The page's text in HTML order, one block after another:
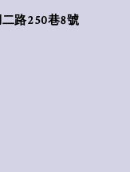
路250巷8號